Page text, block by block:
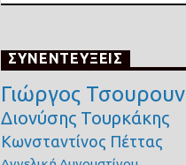
ΣΥΝΕΝΤΕΥΞΕΙΣ
Γιώργος
Διονύσης Τουρκάκης
Κωνσταντίνος Πέττας